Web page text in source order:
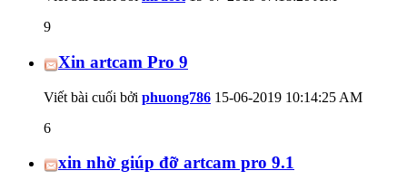
9
Xin artcam Pro 9
Viết bài cuối bởi phuong786 15-06-2019 10:14:25 AM
6
xin nhờ giúp đỡ artcam pro 9.1